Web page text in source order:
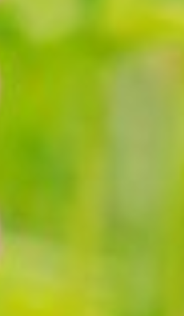
Eveil et
Outils et Formations en